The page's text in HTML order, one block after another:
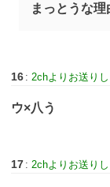
まっとうな
16 : 2chよりお送り
ウ×八う
17 : 2chよりお送り